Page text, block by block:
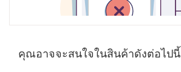
คุณอาจจะสนใจในสินค้าดังต่อไปนี้